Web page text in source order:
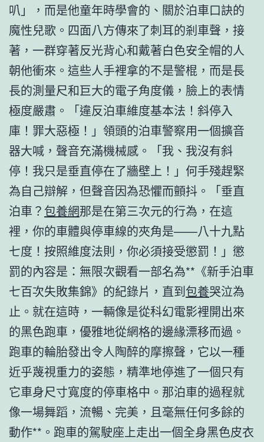
叭」，而是他童年時學會的、關於泊車口訣的
魔性兒歌。四面八方傳來了刺耳的剎車聲，接
著，一群穿著反光背心和戴著白色安全帽的人
朝他衝來。這些人手裡拿的不是警棍，而是長
長的測量尺和巨大的電子角度儀，臉上的表情
極度嚴肅。「違反泊車維度基本法！斜停入
庫！罪大惡極！」領頭的泊車警察用一個擴音
器大喊，聲音充滿機械感。「我、我沒有斜
停！我只是垂直停在了牆壁上！」何手殘趕緊
為自己辯解，但聲音因為恐懼而顫抖。「垂直
泊車？ 包養網那是在第三次元的行為，在這
裡，你的車體與停車線的夾角是——八十九點
七度！按照維度法則，你必須接受懲罰！」懲
罰的內容是：無限次觀看一部名為**《新手泊車
七百次失敗集錦》的紀錄片，直到包養哭泣為
止。就在這時，一輛像是從科幻電影裡開出來
的黑色跑車，優雅地從網格的邊緣漂移而過。
跑車的輪胎發出令人陶醉的摩擦聲，它以一種
近乎蔑視重力的姿態，精準地停進了一個只有
它車身尺寸寬度的停車格中。那泊車的過程就
像一場舞蹈，流暢、完美，且毫無任何多餘的
動作**。跑車的駕駛座上走出一個全身黑色皮衣